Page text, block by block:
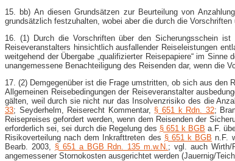
15. bb) An diesen Grundsätzen zur Beurteilung von
grundsätzlich festzuhalten, wobei aber die durch die
16. (1) Durch die Vorschriften über den Sicherungsschein
Reiseveranstalters hinsichtlich ausfallender Reiseleistungen
weitgehend der Übergabe „qualifizierter Reisepapiere“ im
unangemessene Benachteiligung des Reisenden dar, wenn die
17. (2) Demgegenüber ist die Frage umstritten, ob sich aus den
Allgemeinen Reisebedingungen der Reiseveranstalter
gälten, weil durch sie nicht nur das Insolvenzrisiko des die
33; Seyderhelm, Reiserecht Kommentar, § 651 k Rdn. 32;
Reisepreises gefordert werden, wenn dem Reisenden der
erforderlich sei, sei durch die Regelung des § 651 k BGB a.F.
Risikoverteilung nach dem Inkrafttreten des § 651 k BGB n.F.
Bearb. 2003, § 651 a BGB Rdn. 135 m.w.N. ; vgl. auch Wirth/
angemessener Stornokosten ausgerichtet werden (Jauernig/